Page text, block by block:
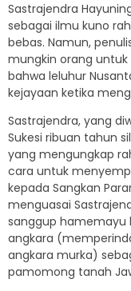
Sastrajendra
sebagai ilmu kuno
bebas. Namun,
mungkin orang
bahwa leluhur
kejayaan ketika
Sastrajendra, yang
Sukesi ribuan tahun
yang mengungkap
cara untuk
kepada Sangkan
menguasai
sanggup hamemayu
angkara
angkara murka)
pamomong tanah